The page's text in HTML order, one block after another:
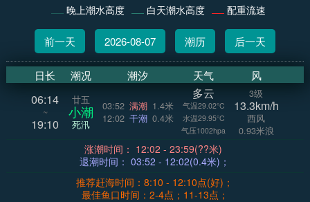
晚上潮水高度 白天潮水高度 配重流速
前一天 2026-08-07 潮历 后一天
日长 潮况 潮汐 天气 风
06:14
~
19:10
廿五
小潮
死汛
03:52 满潮 1.4米
12:02 干潮 0.4米
多云
气温29.02°C
水温29.95°C
气压1002hpa
3级
13.3km/h
西风
0.93米浪
涨潮时间： 12:02 - 23:59(??米)
退潮时间： 03:52 - 12:02(0.4米)；
推荐赶海时间：8:10 - 12:10点(好)；
最佳鱼口时间：2-4点；11-13点；